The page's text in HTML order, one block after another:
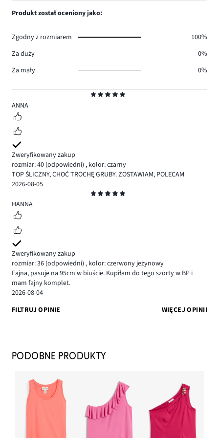
5
ANNA
Zweryfikowany zakup
rozmiar: 40 (odpowiedni) , kolor: czarny
TOP ŚLICZNY, CHOĆ TROCHĘ GRUBY. ZOSTAWIAM, POLECAM
2026-08-05
5
HANNA
Zweryfikowany zakup
rozmiar: 36 (odpowiedni) , kolor: czerwony jeżynowy
Fajna, pasuje na 95cm w biuście. Kupiłam do tego szorty w BP i
mam fajny komplet.
2026-08-04
FILTRUJ OPINIE
WIĘCEJ OPINII
Produkt został oceniony jako:
Zgodny z rozmiarem
100%
Za duży
0%
Za mały
0%
PODOBNE PRODUKTY